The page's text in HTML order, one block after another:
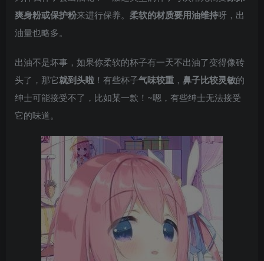
爽身粉或保护粉来进行保养。 柔软的材质要用油维持呀，出
油量也略多。
出油不是坏事，如果你柔软的杯子有一天不出油了变得像砖
头了，那它就到头啦 ！有些杯子气味较重 ， 鼻子比较灵敏的
绅士可能接受不了，比如某一款！~嗯，有些绅士无法接受
它的味道。